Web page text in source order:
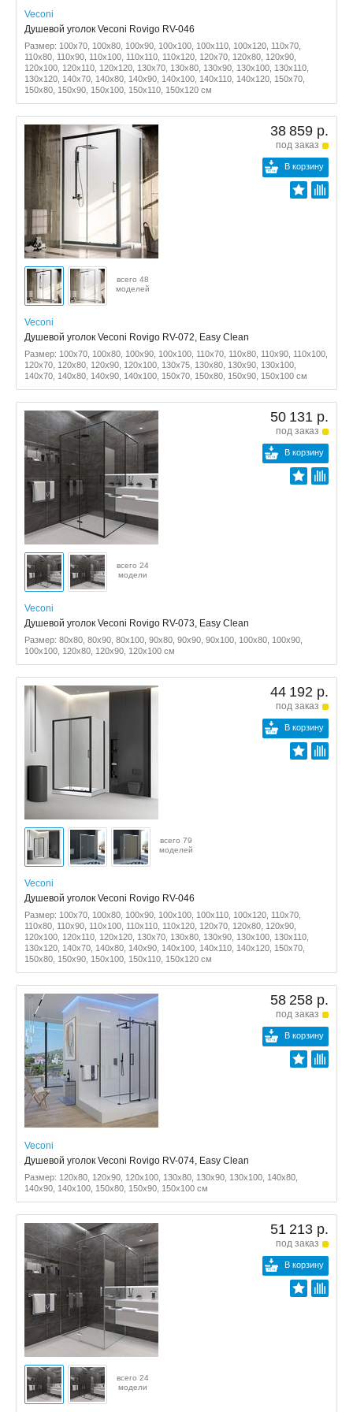
Veconi
Душевой уголок Veconi Rovigo RV-046
Размер: 100x70, 100x80, 100x90, 100x100, 100x110, 100x120, 110x70,
110x80, 110x90, 110x100, 110x110, 110x120, 120x70, 120x80, 120x90,
120x100, 120x110, 120x120, 130x70, 130x80, 130x90, 130x100, 130x110,
130x120, 140x70, 140x80, 140x90, 140x100, 140x110, 140x120, 150x70,
150x80, 150x90, 150x100, 150x110, 150x120 см
38 859 р.
под заказ
В корзину
всего 48
моделей
Veconi
Душевой уголок Veconi Rovigo RV-072, Easy Clean
Размер: 100x70, 100x80, 100x90, 100x100, 110x70, 110x80, 110x90, 110x100,
120x70, 120x80, 120x90, 120x100, 130x75, 130x80, 130x90, 130x100,
140x70, 140x80, 140x90, 140x100, 150x70, 150x80, 150x90, 150x100 см
50 131 р.
под заказ
В корзину
всего 24
модели
Veconi
Душевой уголок Veconi Rovigo RV-073, Easy Clean
Размер: 80x80, 80x90, 80x100, 90x80, 90x90, 90x100, 100x80, 100x90,
100x100, 120x80, 120x90, 120x100 см
44 192 р.
под заказ
В корзину
всего 79
моделей
Veconi
Душевой уголок Veconi Rovigo RV-046
Размер: 100x70, 100x80, 100x90, 100x100, 100x110, 100x120, 110x70,
110x80, 110x90, 110x100, 110x110, 110x120, 120x70, 120x80, 120x90,
120x100, 120x110, 120x120, 130x70, 130x80, 130x90, 130x100, 130x110,
130x120, 140x70, 140x80, 140x90, 140x100, 140x110, 140x120, 150x70,
150x80, 150x90, 150x100, 150x110, 150x120 см
58 258 р.
под заказ
В корзину
Veconi
Душевой уголок Veconi Rovigo RV-074, Easy Clean
Размер: 120x80, 120x90, 120x100, 130x80, 130x90, 130x100, 140x80,
140x90, 140x100, 150x80, 150x90, 150x100 см
51 213 р.
под заказ
В корзину
всего 24
модели